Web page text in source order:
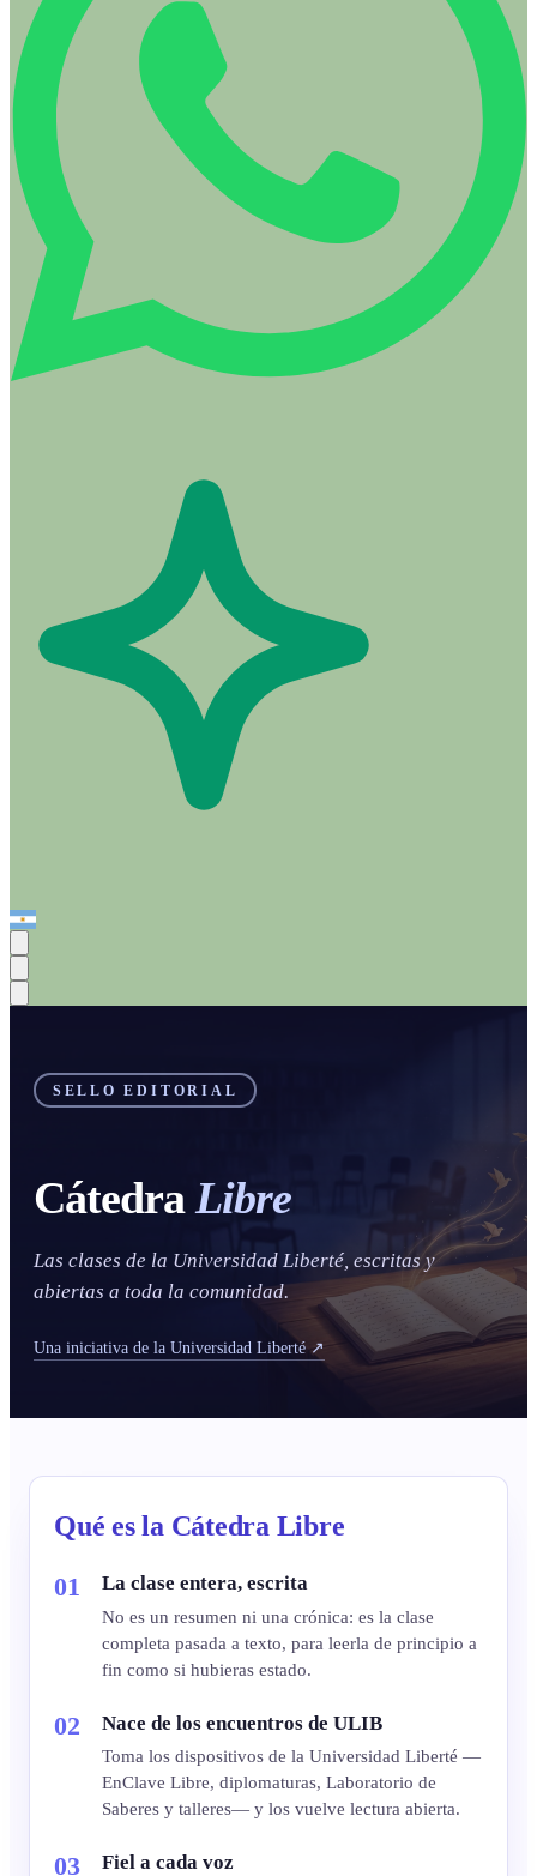
SELLO EDITORIAL
CátedraLibre
Las clases de la Universidad Liberté, escritas y
abiertas a toda la comunidad.
Una iniciativa de la Universidad Liberté ↗
Qué es la Cátedra Libre
La clase entera, escrita
No es un resumen ni una crónica: es la clase
completa pasada a texto, para leerla de principio a
fin como si hubieras estado.
Nace de los encuentros de ULIB
Toma los dispositivos de la Universidad Liberté —
EnClave Libre, diplomaturas, Laboratorio de
Saberes y talleres— y los vuelve lectura abierta.
Fiel a cada voz